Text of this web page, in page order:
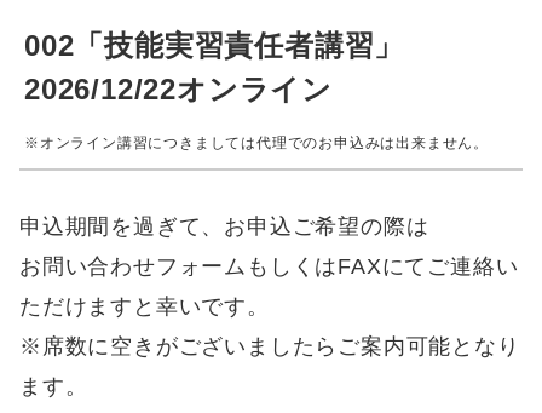
002「技能実習責任者講習」
2026/12/22オンライン
※オンライン講習につきましては代理でのお申込みは出来ません。
申込期間を過ぎて、お申込ご希望の際は
お問い合わせフォームもしくはFAXにてご連絡い
ただけますと幸いです。
※席数に空きがございましたらご案内可能となり
ます。